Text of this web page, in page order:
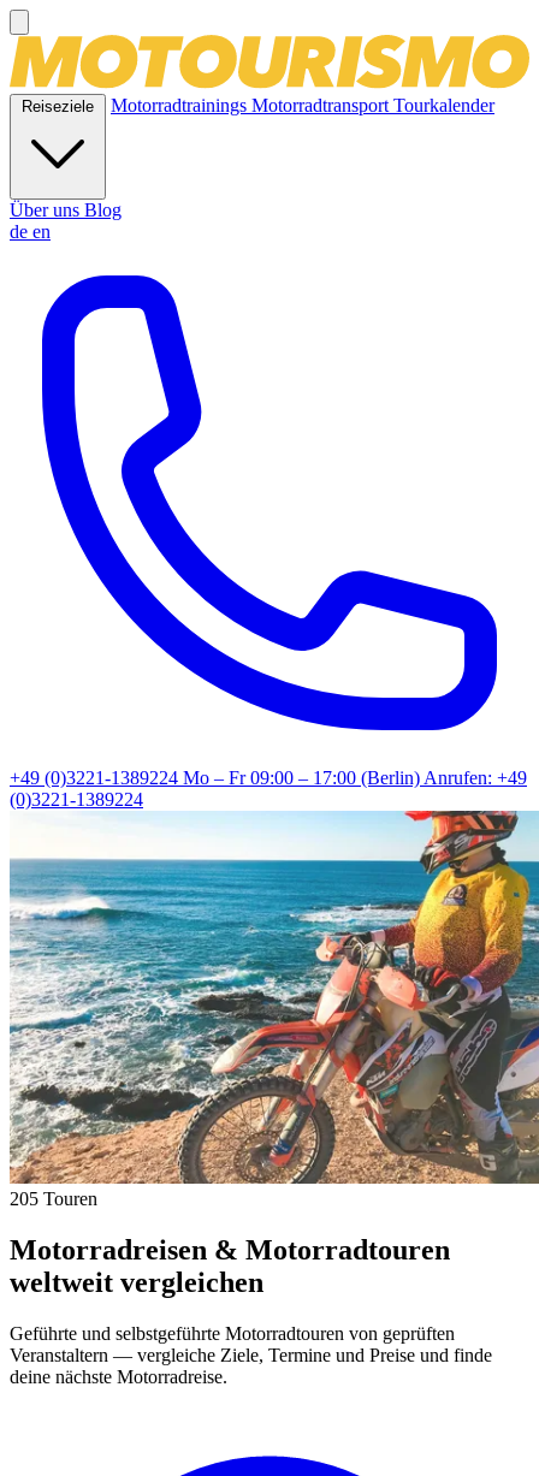
Reiseziele Motorradtrainings MotorradtransportTourkalender
Über uns Blog
de en
+49 (0)3221-1389224 Mo – Fr 09:00 – 17:00 (Berlin)Anrufen: +49
(0)3221-1389224
205 Touren
Motorradreisen & Motorradtouren
weltweit vergleichen
Geführte und selbstgeführte Motorradtouren von geprüften
Veranstaltern — vergleiche Ziele, Termine und Preise und finde
deine nächste Motorradreise.